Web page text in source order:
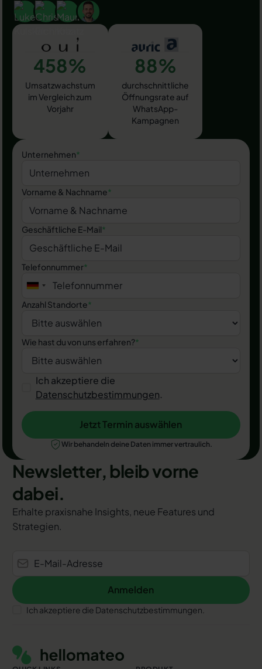
458%
Umsatzwachstum
im Vergleich zum
Vorjahr
88%
durchschnittliche
Öffnungsrate auf
WhatsApp-
Kampagnen
Unternehmen*
Vorname & Nachname*
Geschäftliche E-Mail*
Telefonnummer*
Anzahl Standorte*
Wie hast du von uns erfahren?*
Ich akzeptiere die
Datenschutzbestimmungen.
Jetzt Termin auswählen
Jetzt Termin auswählen
Wir behandeln deine Daten immer vertraulich.
Newsletter, bleib vorne
dabei.
Erhalte praxisnahe Insights, neue Features und
Strategien.
Anmelden
Anmelden
Ich akzeptiere die Datenschutzbestimmungen.